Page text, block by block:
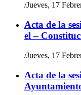
/Jueves, 17
Acta de la
el –
/Jueves, 17
Acta de la